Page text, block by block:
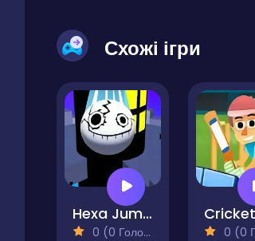
Схожі ігри
Hexa Jump ASMR
0 (0 Голосів) 0 (0